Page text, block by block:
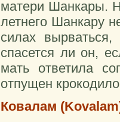
матери Шанкары.
летнего Шанкару
силах
спасется ли он,
мать ответила
отпущен
Ковалам